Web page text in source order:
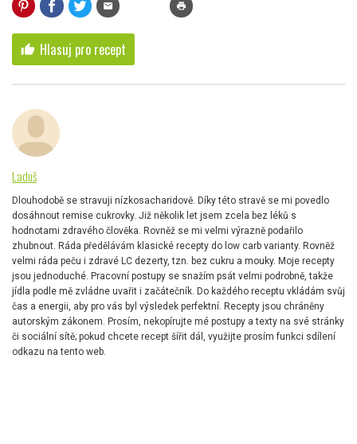
mail print
thumb_up Hlasuj pro recept
Laduš
Dlouhodobě se stravuji nízkosacharidově. Díky této stravě se mi povedlo
dosáhnout remise cukrovky. Již několik let jsem zcela bez léků s
hodnotami zdravého člověka. Rovněž se mi velmi výrazně podařilo
zhubnout. Ráda předělávám klasické recepty do low carb varianty. Rovněž
velmi ráda peču i zdravé LC dezerty, tzn. bez cukru a mouky. Moje recepty
jsou jednoduché. Pracovní postupy se snažím psát velmi podrobně, takže
jídla podle mě zvládne uvařit i začátečník. Do každého receptu vkládám svůj
čas a energii, aby pro vás byl výsledek perfektní. Recepty jsou chráněny
autorským zákonem. Prosím, nekopírujte mé postupy a texty na své stránky
či sociální sítě; pokud chcete recept šířit dál, využijte prosím funkci sdílení
odkazu na tento web.